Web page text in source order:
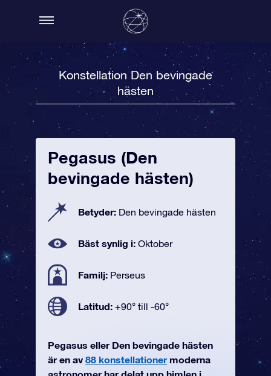
Konstellation Den bevingade
hästen
Pegasus (Den
bevingade hästen)
Betyder: Den bevingade hästen
Bäst synlig i: Oktober
Familj: Perseus
Latitud: +90° till -60°
Pegasus eller Den bevingade hästen
är en av 88 konstellationermoderna